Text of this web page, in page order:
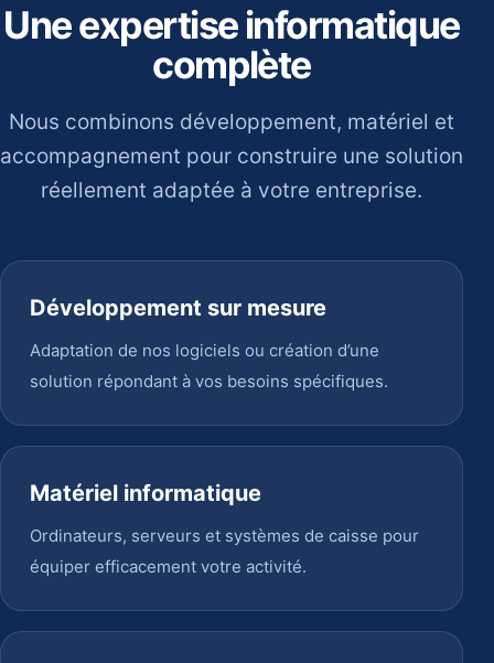
Une expertise informatique
complète
Nous combinons développement, matériel et
accompagnement pour construire une solution
réellement adaptée à votre entreprise.
Développement sur mesure
Adaptation de nos logiciels ou création d’une
solution répondant à vos besoins spécifiques.
Matériel informatique
Ordinateurs, serveurs et systèmes de caisse pour
équiper efficacement votre activité.